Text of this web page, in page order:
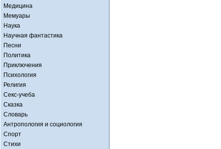
Медицина
Мемуары
Наука
Научная фантастика
Песни
Политика
Приключения
Психология
Религия
Секс-учеба
Сказка
Словарь
Антропология и социология
Спорт
Стихи